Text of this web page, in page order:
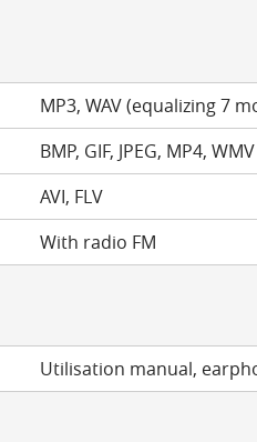
MP3, WAV (equalizing 7
BMP, GIF, JPEG, MP4, WMV
AVI, FLV
With radio FM
Utilisation manual,